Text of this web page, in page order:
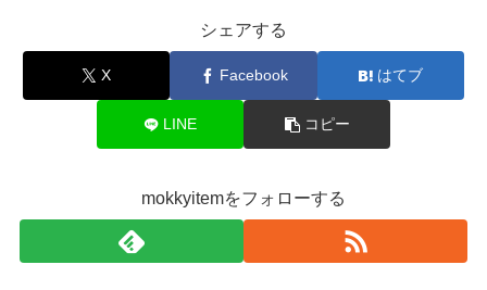
シェアする
X Facebook はてブ
LINE コピー
mokkyitemをフォローする